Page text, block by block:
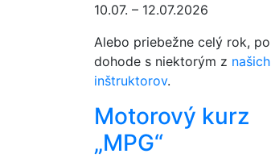
10.07. – 12.07.2026
Alebo priebežne celý rok, po
dohode s niektorým z našich
inštruktorov.
Motorový kurz
„MPG“